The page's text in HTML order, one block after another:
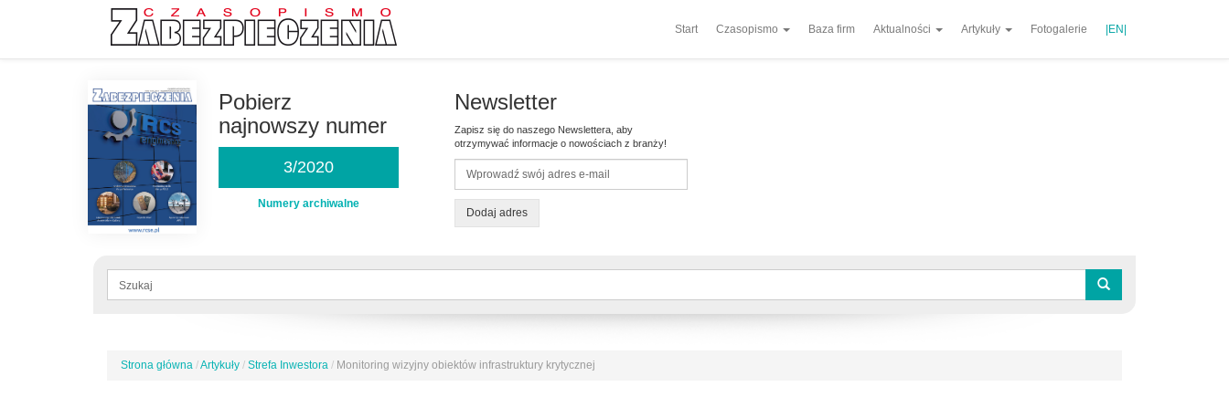
Start Czasopismo Baza firm Aktualności Artykuły Fotogalerie |EN|
Pobierz
najnowszy numer
3/2020
Numery archiwalne
Newsletter
Zapisz się do naszego Newslettera, aby
otrzymywać informacje o nowościach z branży!
Dodaj adres
Formularz
Jesteś
Strona główna /Artykuły / Strefa Inwestora / Monitoring wizyjny obiektów infrastruktury krytycznej